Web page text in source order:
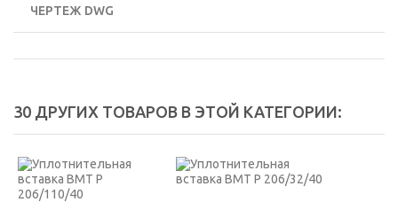
ЧЕРТЕЖ DWG
30 ДРУГИХ ТОВАРОВ В ЭТОЙ КАТЕГОРИИ: